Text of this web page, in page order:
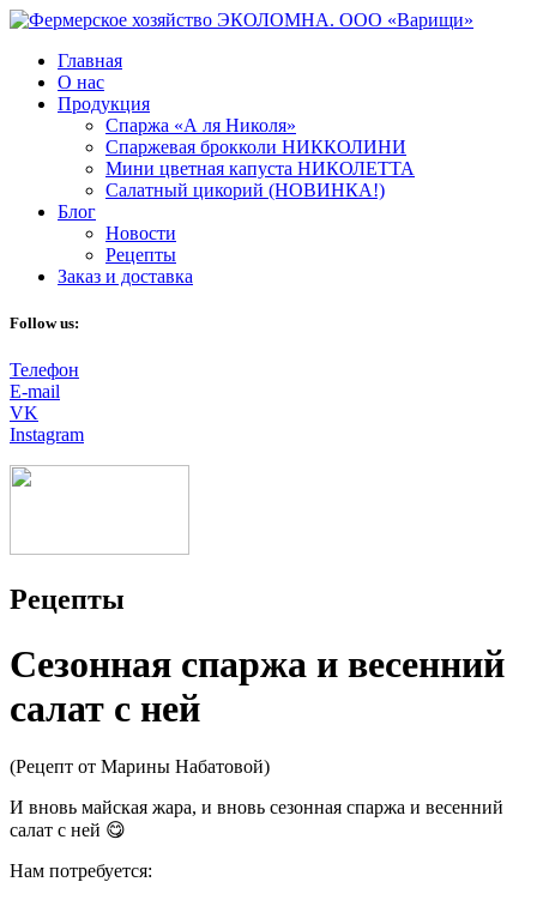
Главная
О нас
Продукция
Спаржа «А ля Николя»
Спаржевая брокколи НИККОЛИНИ
Мини цветная капуста НИКОЛЕТТА
Салатный цикорий (НОВИНКА!)
Блог
Новости
Рецепты
Заказ и доставка
Follow us:
Телефон
E-mail
VK
Instagram
Рецепты
Cезонная спаржа и весенний
салат с ней
(Рецепт от Марины Набатовой)
И вновь майская жара, и вновь сезонная спаржа и весенний
салат с ней 😋
Нам потребуется: